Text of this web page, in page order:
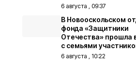
6 августа , 09:37
В Новооскольском
фонда «Защитники
Отечества» прошла
с семьями
6 августа , 10:22